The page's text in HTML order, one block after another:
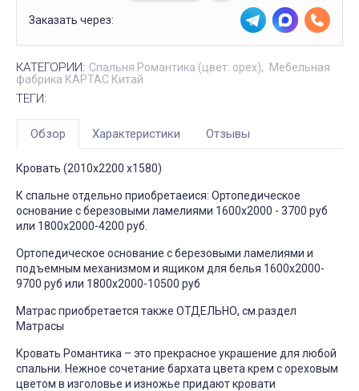
Заказать через:
КАТЕГОРИИ: Спальня Романтика (цвет: орех)
Мебельная
фабрика КАРТАС Китай
ТЕГИ:
Обзор Характеристики Отзывы
Кровать (2010х2200 х1580)
К спальне отдельно приобретаеися: Ортопедическое
основание с березовыми ламелиями 1600х2000 - 3700 руб
или 1800х2000-4200 руб.
Ортопедическое основание с березовыми ламелиями и
подъемным механизмом и ящиком для белья 1600х2000-
9700 руб или 1800х2000-10500 руб
Матрас приобретается также ОТДЕЛЬНО, см.раздел
Матрасы
Кровать Романтика – это прекрасное украшение для любой
спальни. Нежное сочетание бархата цвета крем с ореховым
цветом в изголовье и изножье придают кровати